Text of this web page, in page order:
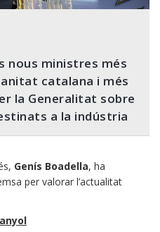
nous ministres més
catalana i més
la Generalitat sobre
a la indústria
Genís Boadella, ha
per valorar l’actualitat